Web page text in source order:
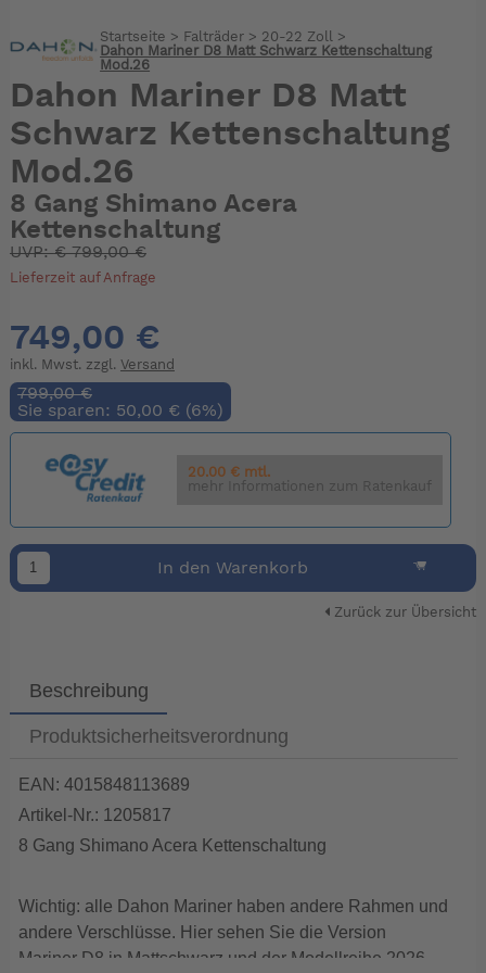
Startseite > Falträder > 20-22 Zoll >
Dahon Mariner D8 Matt Schwarz Kettenschaltung
Mod.26
Dahon Mariner D8 Matt
Schwarz Kettenschaltung
Mod.26
8 Gang Shimano Acera
Kettenschaltung
UVP:€799,00 €
Lieferzeit auf Anfrage
749,00 €
inkl. Mwst. zzgl. Versand
799,00 €
Sie sparen: 50,00 € (6%)
20.00 € mtl.
mehr Informationen zum Ratenkauf
In den Warenkorb
Zurück zur Übersicht
Beschreibung
Produktsicherheitsverordnung
EAN: 4015848113689
Artikel-Nr.: 1205817
8 Gang Shimano Acera Kettenschaltung
Wichtig: alle Dahon Mariner haben andere Rahmen und
andere Verschlüsse. Hier sehen Sie die Version
Mariner D8 in Mattschwarz und der Modellreihe 2026.